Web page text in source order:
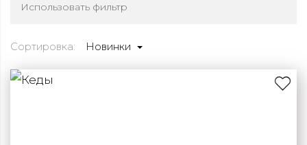
Использовать фильтр
Сортировка: Новинки